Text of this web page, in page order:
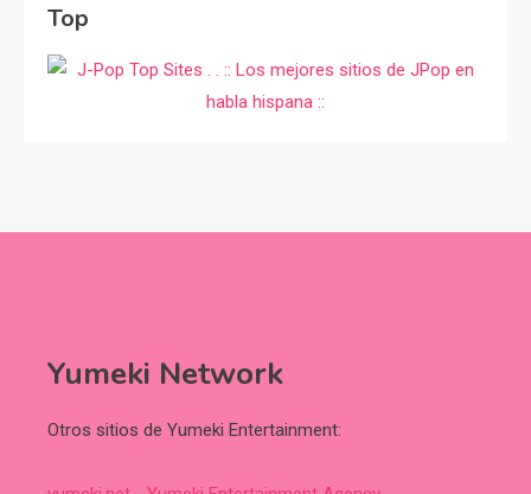
Top
Yumeki Network
Otros sitios de Yumeki Entertainment: